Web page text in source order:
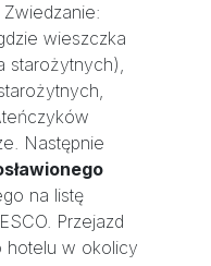
Zwiedzanie:
wieszczka
starożytnych),
Następnie
na listę
Przejazd
hotelu w okolicy